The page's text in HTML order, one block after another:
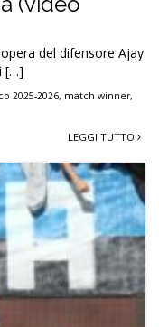
del difensore Ajay
[…]
2025-2026, match winner,
LEGGI TUTTO